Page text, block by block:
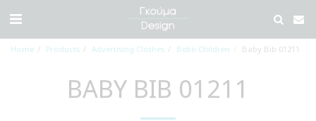
Home Products Advertising Clothes Bebe-Children Baby Bib 01211
BABY BIB 01211